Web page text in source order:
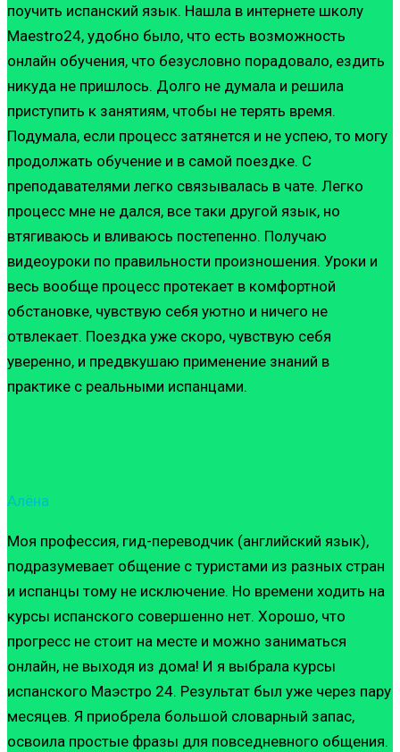
поучить испанский язык. Нашла в интернете школу
Maestro24, удобно было, что есть возможность
онлайн обучения, что безусловно порадовало, ездить
никуда не пришлось. Долго не думала и решила
приступить к занятиям, чтобы не терять время.
Подумала, если процесс затянется и не успею, то могу
продолжать обучение и в самой поездке. С
преподавателями легко связывалась в чате. Легко
процесс мне не дался, все таки другой язык, но
втягиваюсь и вливаюсь постепенно. Получаю
видеоуроки по правильности произношения. Уроки и
весь вообще процесс протекает в комфортной
обстановке, чувствую себя уютно и ничего не
отвлекает. Поездка уже скоро, чувствую себя
уверенно, и предвкушаю применение знаний в
практике с реальными испанцами.
Алёна
Моя профессия, гид-переводчик (английский язык),
подразумевает общение с туристами из разных стран
и испанцы тому не исключение. Но времени ходить на
курсы испанского совершенно нет. Хорошо, что
прогресс не стоит на месте и можно заниматься
онлайн, не выходя из дома! И я выбрала курсы
испанского Маэстро 24. Результат был уже через пару
месяцев. Я приобрела большой словарный запас,
освоила простые фразы для повседневного общения.